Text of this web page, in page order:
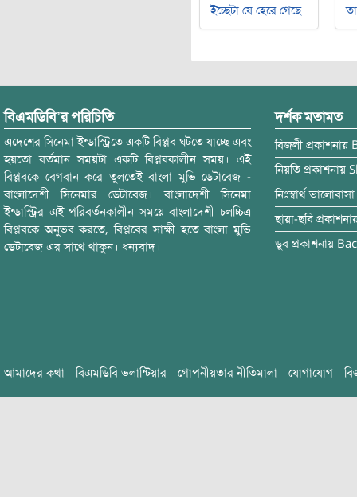
ইচ্ছেটা যে হেরে গেছে
বিএমডিবি’র পরিচিতি
এদেশের সিনেমা ইন্ডাস্ট্রিতে একটি বিপ্লব ঘটতে যাচ্ছে এবং
হয়তো বর্তমান সময়টা একটি বিপ্লবকালীন সময়। এই
বিপ্লবকে বেগবান করে তুলতেই বাংলা মুভি ডেটাবেজ -
বাংলাদেশী সিনেমার ডেটাবেজ। বাংলাদেশী সিনেমা
ইন্ডাস্ট্রির এই পরিবর্তনকালীন সময়ে বাংলাদেশী চলচ্চিত্র
বিপ্লবকে অনুভব করতে, বিপ্লবের সাক্ষী হতে বাংলা মুভি
ডেটাবেজ এর সাথে থাকুন। ধন্যবাদ।
দর্শক মতামত
বিজলী প্রকাশনায়
নিয়তি প্রকাশনায়
নিঃস্বার্থ ভালোবাসা
ছায়া-ছবি
ডুব প্রকাশনায়
আমাদের কথা বিএমডিবি ভলান্টিয়ার গোপনীয়তার নীতিমালা যোগাযোগ